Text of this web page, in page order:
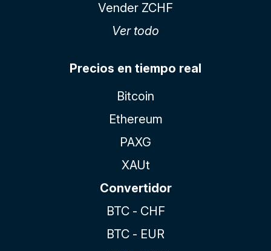
Vender ZCHF
Ver todo
Precios en tiempo real
Bitcoin
Ethereum
PAXG
XAUt
Convertidor
BTC - CHF
BTC - EUR